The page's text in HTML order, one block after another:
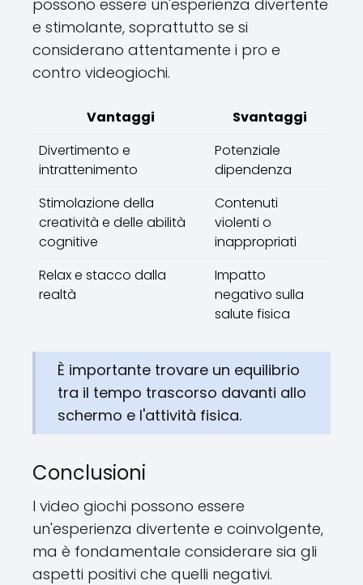
possono essere un'esperienza divertente
e stimolante, soprattutto se si
considerano attentamente i pro e
contro videogiochi.
Vantaggi
Svantaggi
Divertimento e
intrattenimento
Potenziale
dipendenza
Stimolazione della
creatività e delle abilità
cognitive
Contenuti
violenti o
inappropriati
Relax e stacco dalla
realtà
Impatto
negativo sulla
salute fisica
È importante trovare un equilibrio
tra il tempo trascorso davanti allo
schermo e l'attività fisica.
Conclusioni
I video giochi possono essere
un'esperienza divertente e coinvolgente,
ma è fondamentale considerare sia gli
aspetti positivi che quelli negativi.